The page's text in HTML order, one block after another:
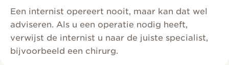
Een internist opereert nooit, maar kan dat wel
adviseren. Als u een operatie nodig heeft,
verwijst de internist u naar de juiste specialist,
bijvoorbeeld een chirurg.